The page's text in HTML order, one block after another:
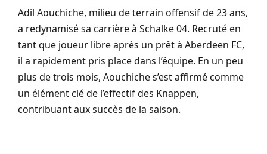
Adil Aouchiche, milieu de terrain offensif de 23 ans,
a redynamisé sa carrière à Schalke 04. Recruté en
tant que joueur libre après un prêt à Aberdeen FC,
il a rapidement pris place dans l’équipe. En un peu
plus de trois mois, Aouchiche s’est affirmé comme
un élément clé de l’effectif des Knappen,
contribuant aux succès de la saison.